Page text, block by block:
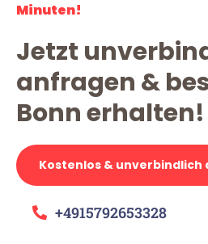
Minuten!
Jetzt
anfragen &
Bonn erhalten!
Kostenlos &
+4915792653328